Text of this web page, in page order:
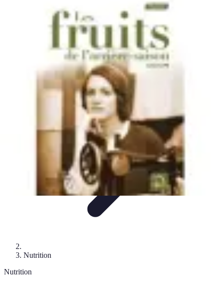
Saisons Alimentation saine Articles Mensuels
Fruits de Saison
Nutrition
Nutrition